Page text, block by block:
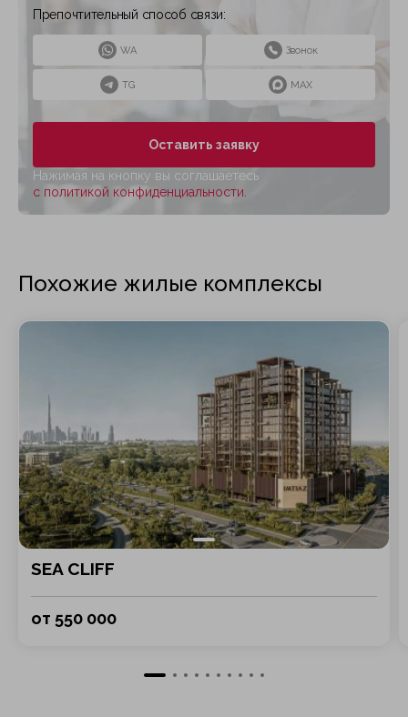
Препочтительный способ связи:
WA Звонок
TG MAX
Оставить заявку
Нажимая на кнопку вы соглашаетесь
с политикой конфиденциальности.
Похожие жилые комплексы
SEA CLIFF
от 550 000